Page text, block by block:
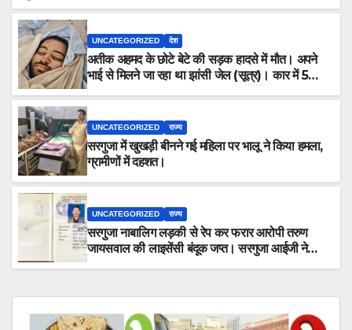
UNCATEGORIZED देश
अतीक अहमद के छोटे बेटे की सड़क हादसे में मौत। अपने
भाई से मिलने जा रहा था झांसी जेल (सूत्र)। कार में 5
UNCATEGORIZED राज्य
सरगुजा में खुखड़ी बीनने गई महिला पर भालू ने किया हमला,
ग्रामीणों में दहशत।
UNCATEGORIZED राज्य
सरगुजा नाबालिग लड़की से रेप कर फरार आरोपी तरुण
जायसवाल की लाइसेंसी बंदूक जप्त। सरगुजा आईजी ने